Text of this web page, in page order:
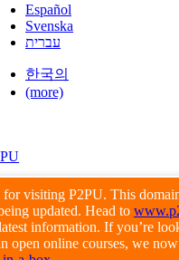
for visiting P2PU. This
updated. Head to
information. If you’re
open online courses, we
Español
Svenska
עברית
한국의
(more)